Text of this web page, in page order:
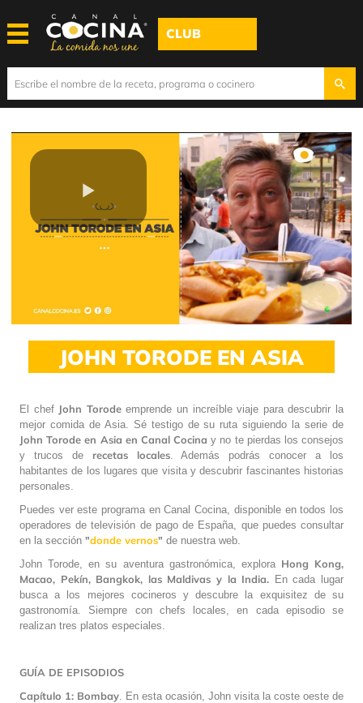
CLUB
Play
JOHN TORODE EN ASIA
El chef John Torodeemprende un increíble viaje para descubrir la
mejor comida de Asia. Sé testigo de su ruta siguiendo la serie de
John Torode en Asia en Canal Cocina y no te pierdas los consejos
y trucos de recetas locales. Además podrás conocer a los
habitantes de los lugares que visita y descubrir fascinantes historias
personales.
Puedes ver este programa en Canal Cocina, disponible en todos los
operadores de televisión de pago de España, que puedes consultar
en la sección "donde vernos" de nuestra web.
John Torode, en su aventura gastronómica, explora Hong Kong,
Macao, Pekín, Bangkok, las Maldivas y la India. En cada lugar
busca a los mejores cocineros y descubre la exquisitez de su
gastronomía. Siempre con chefs locales, en cada episodio se
realizan tres platos especiales.
GUÍA DE EPISODIOS
Capítulo 1: Bombay . En esta ocasión, John visita la coste oeste de